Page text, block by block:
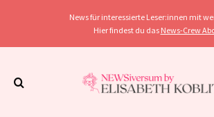
News für interessierte Leser:innen mit
Hier findest du das News-Crew